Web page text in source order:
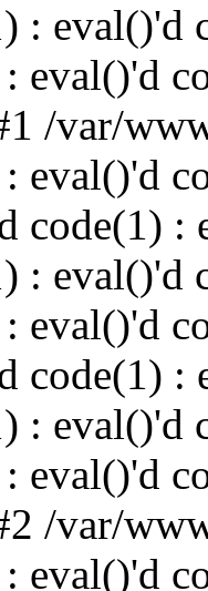
: eval()'d
eval()'d
/var/
eval()'d
code(1) :
: eval()'d
eval()'d
code(1) :
: eval()'d
eval()'d
/var/
eval()'d